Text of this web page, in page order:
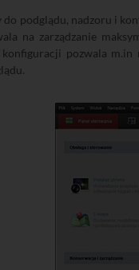
do podglądu, nadzoru i
na zarządzanie
pozwala